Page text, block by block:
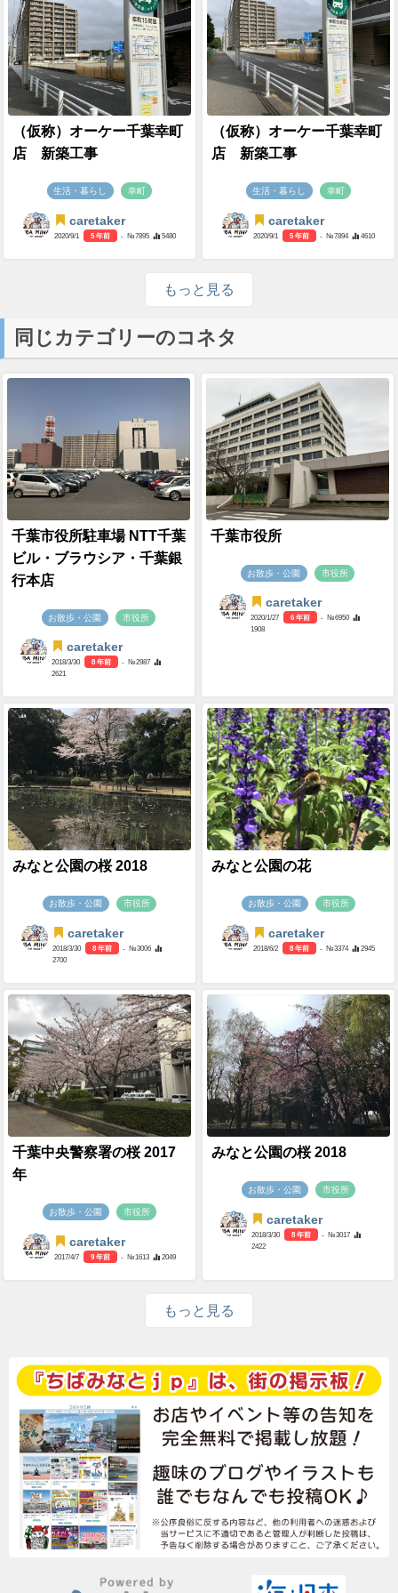
（仮称）オーケー千葉幸町
店 新築工事
生活・暮らし 幸町
caretaker
2020/9/1 5 年前 - №7895 5480
（仮称）オーケー千葉幸町
店 新築工事
生活・暮らし 幸町
caretaker
2020/9/1 5 年前 - №7894 4610
もっと見る
同じカテゴリーのコネタ
千葉市役所駐車場 NTT千葉
ビル・ブラウシア・千葉銀
行本店
お散歩・公園 市役所
caretaker
2018/3/30 8 年前
- №2987
2621
千葉市役所
お散歩・公園 市役所
caretaker
2020/1/27 6 年前
- №6950
1908
みなと公園の桜 2018
お散歩・公園 市役所
caretaker
2018/3/30 8 年前
- №3006
2700
みなと公園の花
お散歩・公園 市役所
caretaker
2018/6/2 8 年前 - №3374 2945
千葉中央警察署の桜 2017
年
お散歩・公園 市役所
caretaker
2017/4/7 9 年前 - №1613 2049
みなと公園の桜 2018
お散歩・公園 市役所
caretaker
2018/3/30 8 年前
- №3017
2422
もっと見る